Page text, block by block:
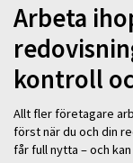
Arbeta
kontroll
Allt fler företagare
först när du och din
får full nytta – och